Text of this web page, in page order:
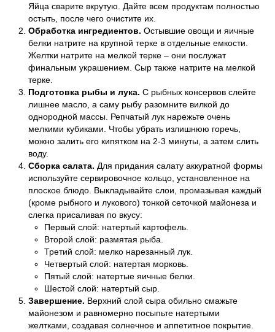
Яйца сварите вкрутую. Дайте всем продуктам полностью
остыть, после чего очистите их.
Обработка ингредиентов. Остывшие овощи и яичные
белки натрите на крупной терке в отдельные емкости.
Желтки натрите на мелкой терке – они послужат
финальным украшением. Сыр также натрите на мелкой
терке.
Подготовка рыбы и лука. С рыбных консервов слейте
лишнее масло, а саму рыбу разомните вилкой до
однородной массы. Репчатый лук нарежьте очень
мелкими кубиками. Чтобы убрать излишнюю горечь,
можно залить его кипятком на 2-3 минуты, а затем слить
воду.
Сборка салата. Для придания салату аккуратной формы
используйте сервировочное кольцо, установленное на
плоское блюдо. Выкладывайте слои, промазывая каждый
(кроме рыбного и лукового) тонкой сеточкой майонеза и
слегка присаливая по вкусу:
Первый слой: натертый картофель.
Второй слой: размятая рыба.
Третий слой: мелко нарезанный лук.
Четвертый слой: натертая морковь.
Пятый слой: натертые яичные белки.
Шестой слой: натертый сыр.
Завершение. Верхний слой сыра обильно смажьте
майонезом и равномерно посыпьте натертыми
желтками, создавая солнечное и аппетитное покрытие.